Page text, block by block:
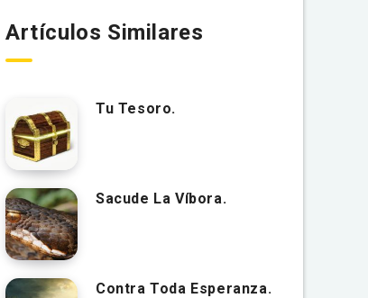
Artículos Similares
Tu Tesoro.
Sacude La Víbora.
Contra Toda Esperanza.